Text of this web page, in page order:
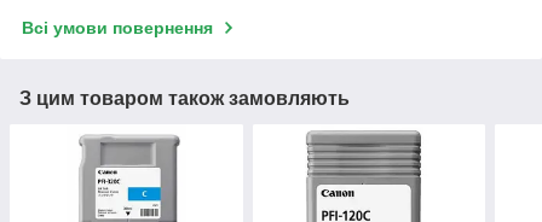
Всі умови повернення
З цим товаром також замовляють